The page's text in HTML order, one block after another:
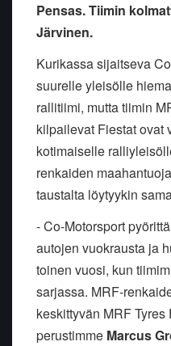
Pensas. Tiimin
Järvinen.
Kurikassa sijaitseva
suurelle yleisölle
rallitiimi, mutta tiimin
kilpailevat Fiestat ovat
kotimaiselle
renkaiden
taustalta löytyykin
- Co-Motorsport
autojen vuokrausta ja
toinen vuosi, kun
sarjassa. MRF-
keskittyvän MRF Tyres
perustimme Marcus